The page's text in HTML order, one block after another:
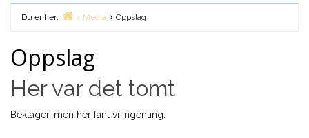
Du er her:
Media Oppslag
Oppslag
Her var det tomt
Beklager, men her fant vi ingenting.